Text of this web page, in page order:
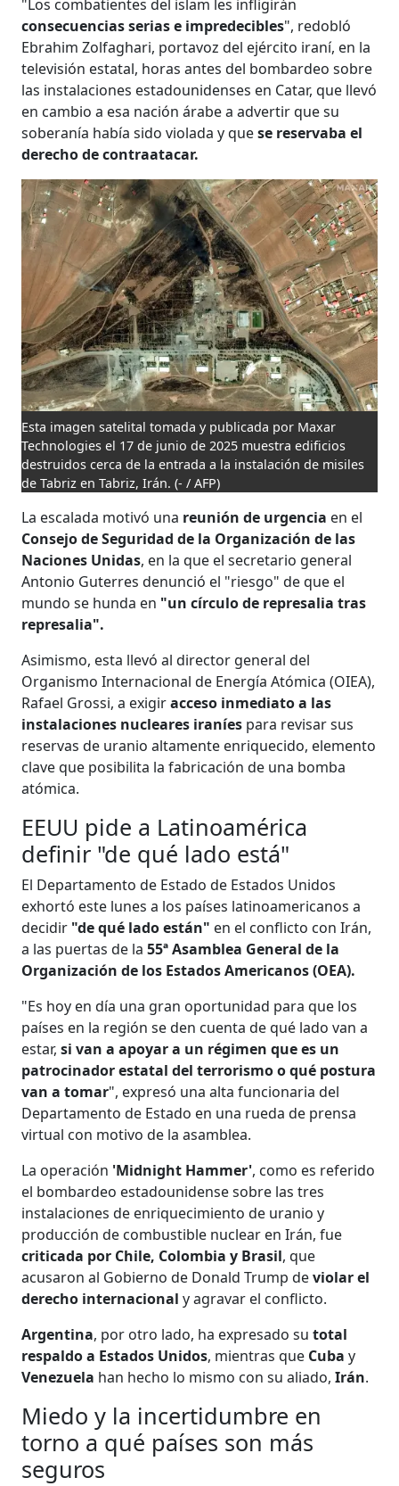
"Los combatientes del islam les infligirán
consecuencias serias e impredecibles", redobló
Ebrahim Zolfaghari, portavoz del ejército iraní, en la
televisión estatal, horas antes del bombardeo sobre
las instalaciones estadounidenses en Catar, que llevó
en cambio a esa nación árabe a advertir que su
soberanía había sido violada y quese reservaba el
derecho de contraatacar.
Esta imagen satelital tomada y publicada por Maxar
Technologies el 17 de junio de 2025 muestra edificios
destruidos cerca de la entrada a la instalación de misiles
de Tabriz en Tabriz, Irán. (- / AFP)
La escalada motivó una reunión de urgencia en el
Consejo de Seguridad de la Organización de las
Naciones Unidas, en la que el secretario general
Antonio Guterres denunció el "riesgo" de que el
mundo se hunda en "un círculo de represalia tras
represalia".
Asimismo, esta llevó al director general del
Organismo Internacional de Energía Atómica (OIEA),
Rafael Grossi, a exigiracceso inmediato a las
instalaciones nucleares iraníes para revisar sus
reservas de uranio altamente enriquecido, elemento
clave que posibilita la fabricación de una bomba
atómica.
EEUU pide a Latinoamérica
definir "de qué lado está"
El Departamento de Estado de Estados Unidos
exhortó este lunes a los países latinoamericanos a
decidir "de qué lado están" en el conflicto con Irán,
a las puertas de la 55ª Asamblea General de la
Organización de los Estados Americanos (OEA).
"Es hoy en día una gran oportunidad para que los
países en la región se den cuenta de qué lado van a
estar,si van a apoyar a un régimen que es un
patrocinador estatal del terrorismo o qué postura
van a tomar", expresó una alta funcionaria del
Departamento de Estado en una rueda de prensa
virtual con motivo de la asamblea.
La operación 'Midnight Hammer', como es referido
el bombardeo estadounidense sobre las tres
instalaciones de enriquecimiento de uranio y
producción de combustible nuclear en Irán, fue
criticada por Chile, Colombia y Brasil, que
acusaron al Gobierno de Donald Trump deviolar el
derecho internacionaly agravar el conflicto.
Argentina, por otro lado, ha expresado su total
respaldo a Estados Unidos, mientras que Cubay
Venezuela han hecho lo mismo con su aliado,Irán.
Miedo y la incertidumbre en
torno a qué países son más
seguros